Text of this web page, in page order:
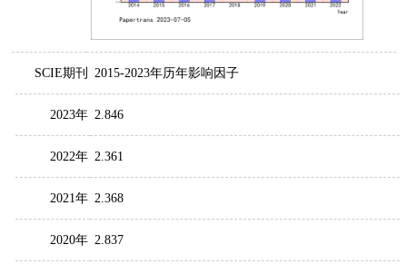
SCIE期刊 2015-2023年历年影响因子
2023年 2.846
2022年 2.361
2021年 2.368
2020年 2.837